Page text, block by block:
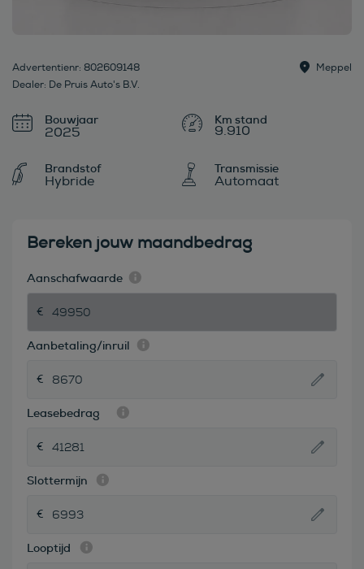
Advertentienr: 802609148
Dealer: De Pruis Auto's B.V.
Meppel
Bouwjaar
2025 9.910
Brandstof
Hybride
Transmissie
Automaat
Bereken jouw maandbedrag
Aanschafwaarde
Aanbetaling/inruil
Leasebedrag
Slottermijn
Looptijd